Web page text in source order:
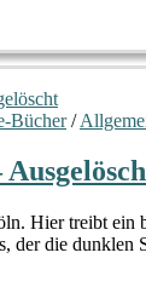
Bücher/
Hier treibt ein
der die dunklen